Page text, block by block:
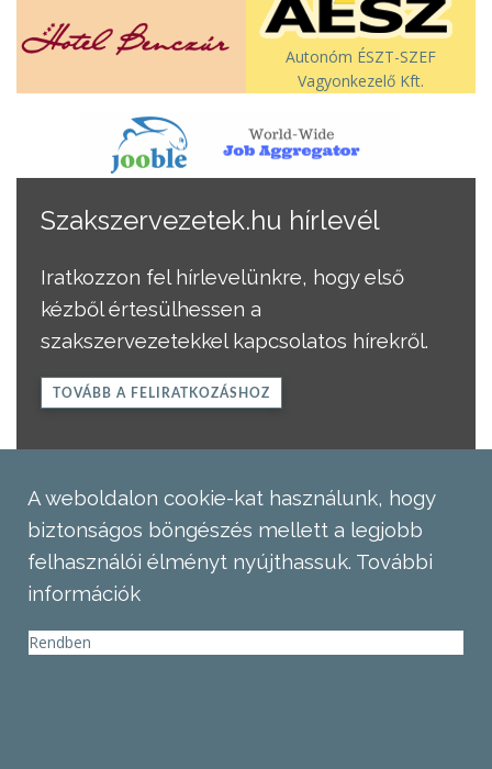
Autonóm ÉSZT-SZEF
Vagyonkezelő Kft.
Szakszervezetek.hu hírlevél
Iratkozzon fel hírlevelünkre, hogy első
kézből értesülhessen a
szakszervezetekkel kapcsolatos hírekről.
TOVÁBB A FELIRATKOZÁSHOZ
A weboldalon cookie-kat használunk, hogy
biztonságos böngészés mellett a legjobb
felhasználói élményt nyújthassuk. További
információk
Rendben